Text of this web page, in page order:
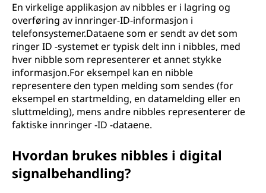
En virkelige applikasjon av nibbles er i lagring og
overføring av innringer-ID-informasjon i
telefonsystemer.Dataene som er sendt av det som
ringer ID -systemet er typisk delt inn i nibbles, med
hver nibble som representerer et annet stykke
informasjon.For eksempel kan en nibble
representere den typen melding som sendes (for
eksempel en startmelding, en datamelding eller en
sluttmelding), mens andre nibbles representerer de
faktiske innringer -ID -dataene.
Hvordan brukes nibbles i digital
signalbehandling?